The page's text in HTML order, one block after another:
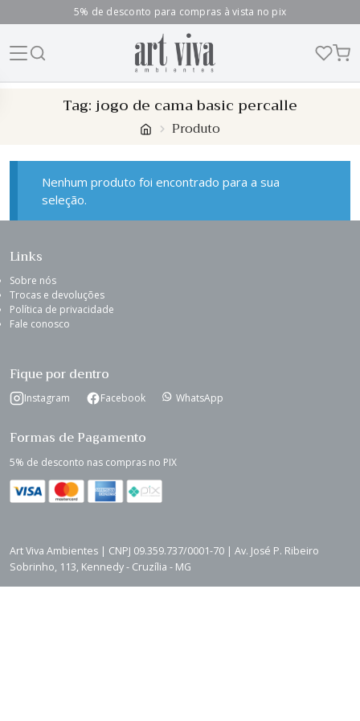
5% de desconto para compras à vista no pix
Tag:jogo de cama basic percalle
Produto
Nenhum produto foi encontrado para a sua
seleção.
Links
Sobre nós
Trocas e devoluções
Política de privacidade
Fale conosco
Fique por dentro
Instagram Facebook WhatsApp
Formas de Pagamento
5% de desconto nas compras no PIX
Art Viva Ambientes | CNPJ 09.359.737/0001-70 | Av. José P. Ribeiro
Sobrinho, 113, Kennedy - Cruzília - MG